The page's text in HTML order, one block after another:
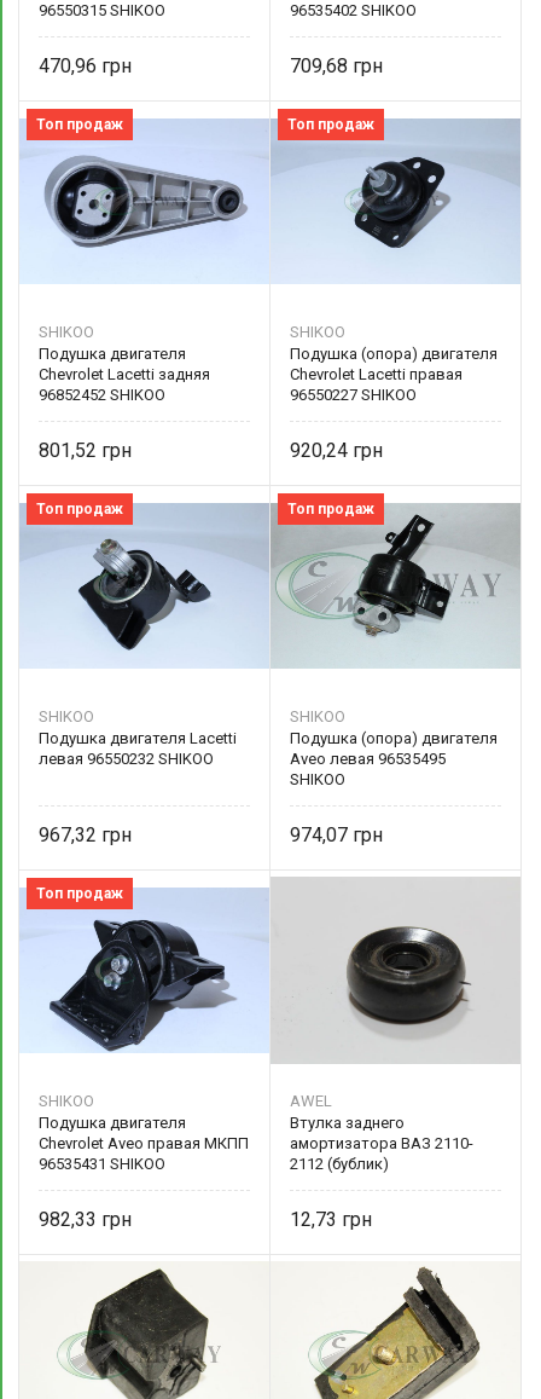
96550315 SHIKOO
470,96
96535402 SHIKOO
709,68
Топ продаж
SHIKOO
Подушка двигателя
Chevrolet Lacetti задняя
96852452 SHIKOO
801,52
Топ продаж
SHIKOO
Подушка (опора) двигателя
Chevrolet Lacetti правая
96550227 SHIKOO
920,24
Топ продаж
SHIKOO
Подушка двигателя Lacetti
левая 96550232 SHIKOO
967,32
Топ продаж
SHIKOO
Подушка (опора) двигателя
Aveo левая 96535495
SHIKOO
974,07
Топ продаж
SHIKOO
Подушка двигателя
Chevrolet Aveo правая МКПП
96535431 SHIKOO
982,33
AWEL
Втулка заднего
амортизатора ВАЗ 2110-
2112 (бублик)
12,73